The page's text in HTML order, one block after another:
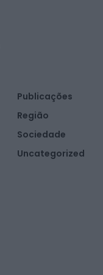
Publicações
Região
Sociedade
Uncategorized